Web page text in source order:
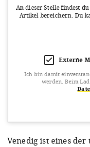
An dieser Stelle findest
Artikel bereichern. Du
Externe
Ich bin damit
werden. Beim
Venedig ist eines